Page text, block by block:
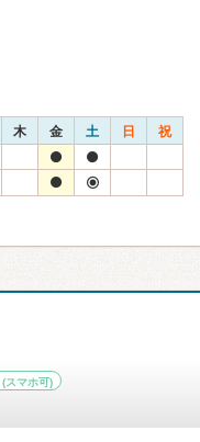
木 金 土 日 祝
(スマホ可)